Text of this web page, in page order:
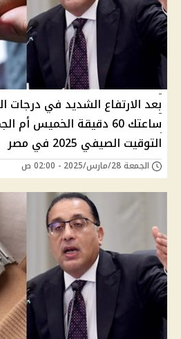
بعد الارتفاع الشديد في درجات
ساعتك 60 دقيقة الخميس
التوقيت الصيفي 2025 في مصر
الجمعة 28/مارس/2025 - 02:00 ص